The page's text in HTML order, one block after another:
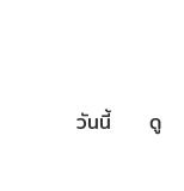
วันนี้ ดู